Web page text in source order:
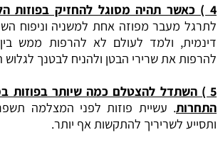
4 ‏) כאשר תהיה מסוגל להחזיק בפוזות הללו יותר זמן
לתרגל מעבר מפוזה אחת למשניה וניפוח
דינמית, ולמד לעולם לא להרפות ממש
להרפות את שרירי הבטן ולהניח לבטנך לגלוש
5 ‏) השתדל להצטלם כמה שיותר בפוזות
התחרות. עשיית פוזות לפני המצלמה
ותסייע לשריריך להתקשות אף יותר.